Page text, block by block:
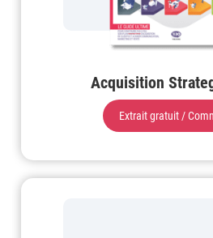
Acquisition
Extrait gratuit /